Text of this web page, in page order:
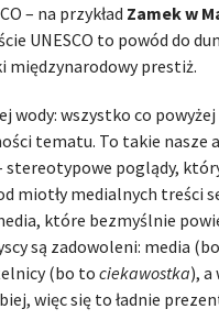
– na przykład Zamek w
UNESCO to powód do
prestiż.
wody: wszystko co
tematu. To takie nasze
stereotypowe poglądy,
miotły medialnych treści
które bezmyślnie
są zadowoleni: media
(bo tociekawostka), a
więc się to ładnie